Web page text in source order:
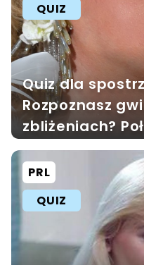
QUIZ
Quiz dla
Rozpoznasz
zbliżeniach?
sukces
PRL
QUIZ